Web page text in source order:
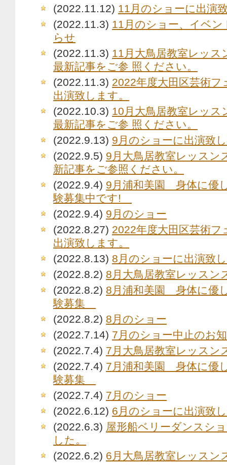
(2022.11.12) 11月のショーに出演
(2022.11.3) 11月のショー、イベン
らせ
(2022.11.3) 11月大鳥居教室レッス
最新記事をご参 照ください。
(2022.11.3) 2022年度大田区芸術
出演致します。
(2022.10.3) 10月大鳥居教室レッス
最新記事をご参 照ください。
(2022.9.13) 9月のショーに出演致
(2022.9.5) 9月大鳥居教室レッスン
新記事をご参照ください。
(2022.9.4) 9月浦和美園 身体に優
験募集中です!
(2022.9.4) 9月のショー
(2022.8.27) 2022年度大田区芸術
出演致します。
(2022.8.13) 8月のショーに出演致
(2022.8.2) 8月大鳥居教室レッスン
(2022.8.2) 8月浦和美園 身体に優
験募集
(2022.8.2) 8月のショー
(2022.7.14) 7月のショー中止のお
(2022.7.4) 7月大鳥居教室レッスン
(2022.7.4) 7月浦和美園 身体に優
験募集
(2022.7.4) 7月のショー
(2022.6.12) 6月のショーに出演致
(2022.6.3) 屋形船ベリーダンスシ
した。
(2022.6.2) 6月大鳥居教室レッスン